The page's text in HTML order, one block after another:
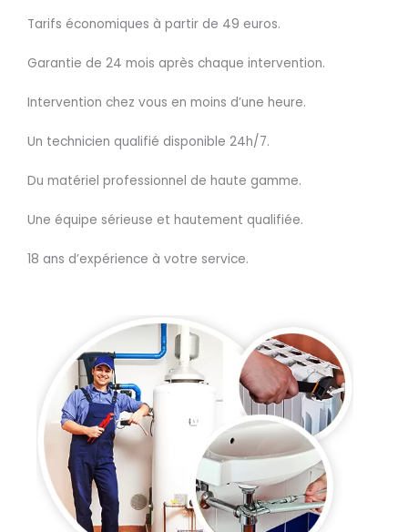
Tarifs économiques à partir de 49 euros.
Garantie de 24 mois après chaque intervention.
Intervention chez vous en moins d’une heure.
Un technicien qualifié disponible 24h/7.
Du matériel professionnel de haute gamme.
Une équipe sérieuse et hautement qualifiée.
18 ans d’expérience à votre service.